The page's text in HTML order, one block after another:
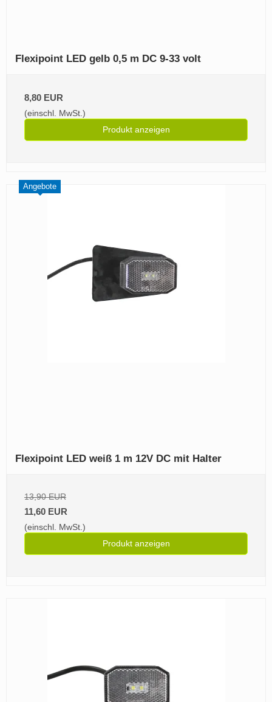
Flexipoint LED gelb 0,5 m DC 9-33 volt
8,80 EUR
(einschl. MwSt.)
Produkt anzeigen
Angebote
Flexipoint LED weiß 1 m 12V DC mit Halter
13,90 EUR
11,60 EUR
(einschl. MwSt.)
Produkt anzeigen